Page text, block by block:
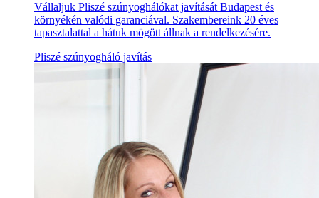
Vállaljuk Pliszé szúnyoghálókat javítását Budapest és
környékén valódi garanciával. Szakembereink 20 éves
tapasztalattal a hátuk mögött állnak a rendelkezésére.
Pliszé szúnyogháló javítás